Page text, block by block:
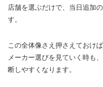
店舗を選ぶだけで、当日追加
す。
この全体像さえ押さえておけ
メーカー選びを見ていく時も
断しやすくなります。